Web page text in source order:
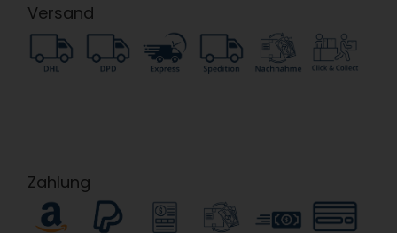
Versand
Zahlung